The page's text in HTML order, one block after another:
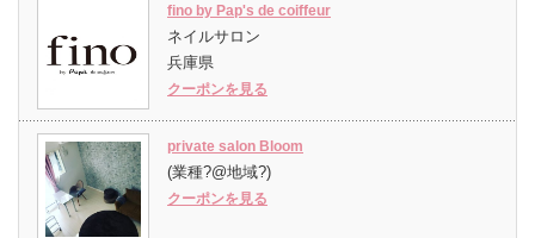
fino by Pap's de coiffeur
ネイルサロン
兵庫県
クーポンを見る
private salon Bloom
(業種?@地域?)
クーポンを見る